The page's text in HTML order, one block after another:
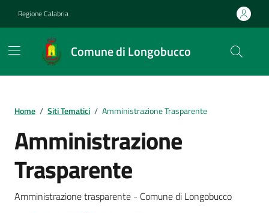
Regione Calabria
Comune di Longobucco
Home / Siti Tematici / Amministrazione Trasparente
Amministrazione
Trasparente
Amministrazione trasparente - Comune di Longobucco